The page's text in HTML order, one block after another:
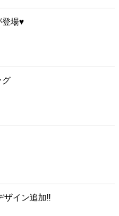
登場♥
グ
ザイン追加!!